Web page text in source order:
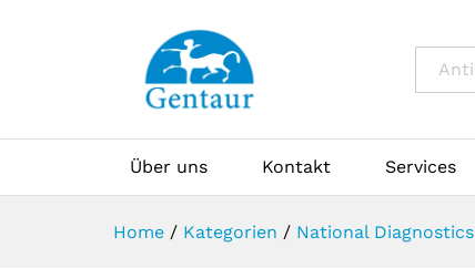
Über uns Kontakt Services
Home / Kategorien / National Diagnostics